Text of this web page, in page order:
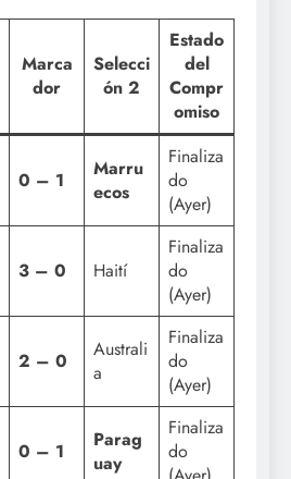
Marca
dor
Selecci
ón 2
Estado
del
Compr
omiso
0 – 1
Marru
ecos
Finaliza
do
(Ayer)
3 – 0 Haití
Finaliza
do
(Ayer)
2 – 0
Australi
a
Finaliza
do
(Ayer)
0 – 1
Parag
uay
Finaliza
do